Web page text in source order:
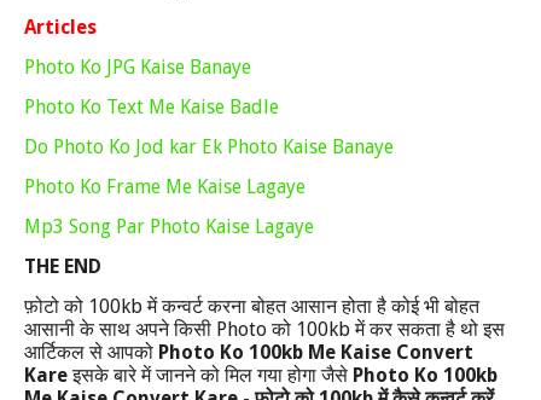
Articles
Photo Ko JPG Kaise Banaye
Photo Ko Text Me Kaise Badle
Do Photo Ko Jod kar Ek Photo Kaise Banaye
Photo Ko Frame Me Kaise Lagaye
Mp3 Song Par Photo Kaise Lagaye
THE END
फ़ोटो को 100kbमें कन्वर्ट करना बोहत आसान होता है कोई भी बोहत
आसानी के साथ अपने किसी Photoको 100kbमें कर सकता है थो इस
आर्टिकल से आपको Photo Ko 100kb Me Kaise Convert
Kare इसके बारे में जानने को मिल गया होगा जैसे Photo Ko 100kb